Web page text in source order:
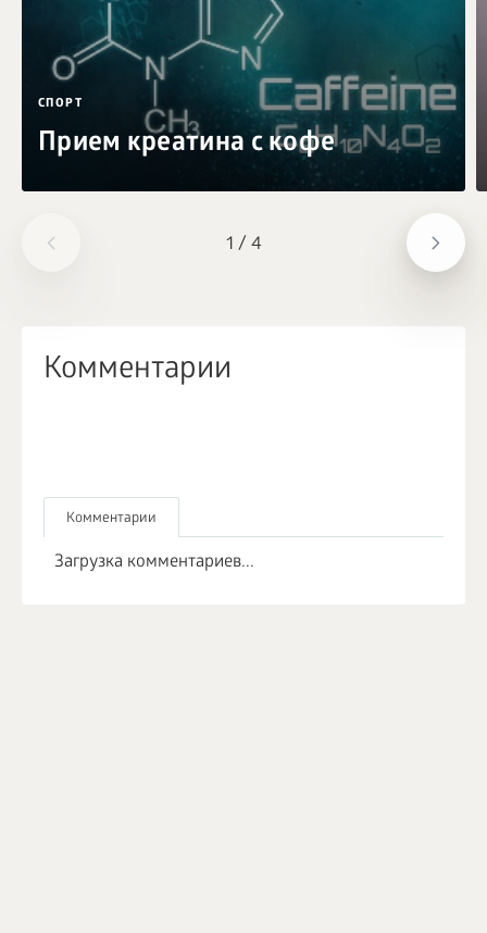
1 / 4
СПОРТ
Прием креатина с кофе
Комментарии
Комментарии
Загрузка комментариев...